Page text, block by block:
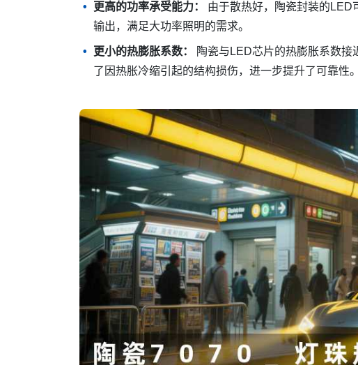
更高的功率承受能力：
由于散热好，陶瓷封装的LED
输出，满足大功率照明的需求。
更小的热膨胀系数：
陶瓷与LED芯片的热膨胀系数
了因热胀冷缩引起的结构损伤，进一步提升了可靠性。